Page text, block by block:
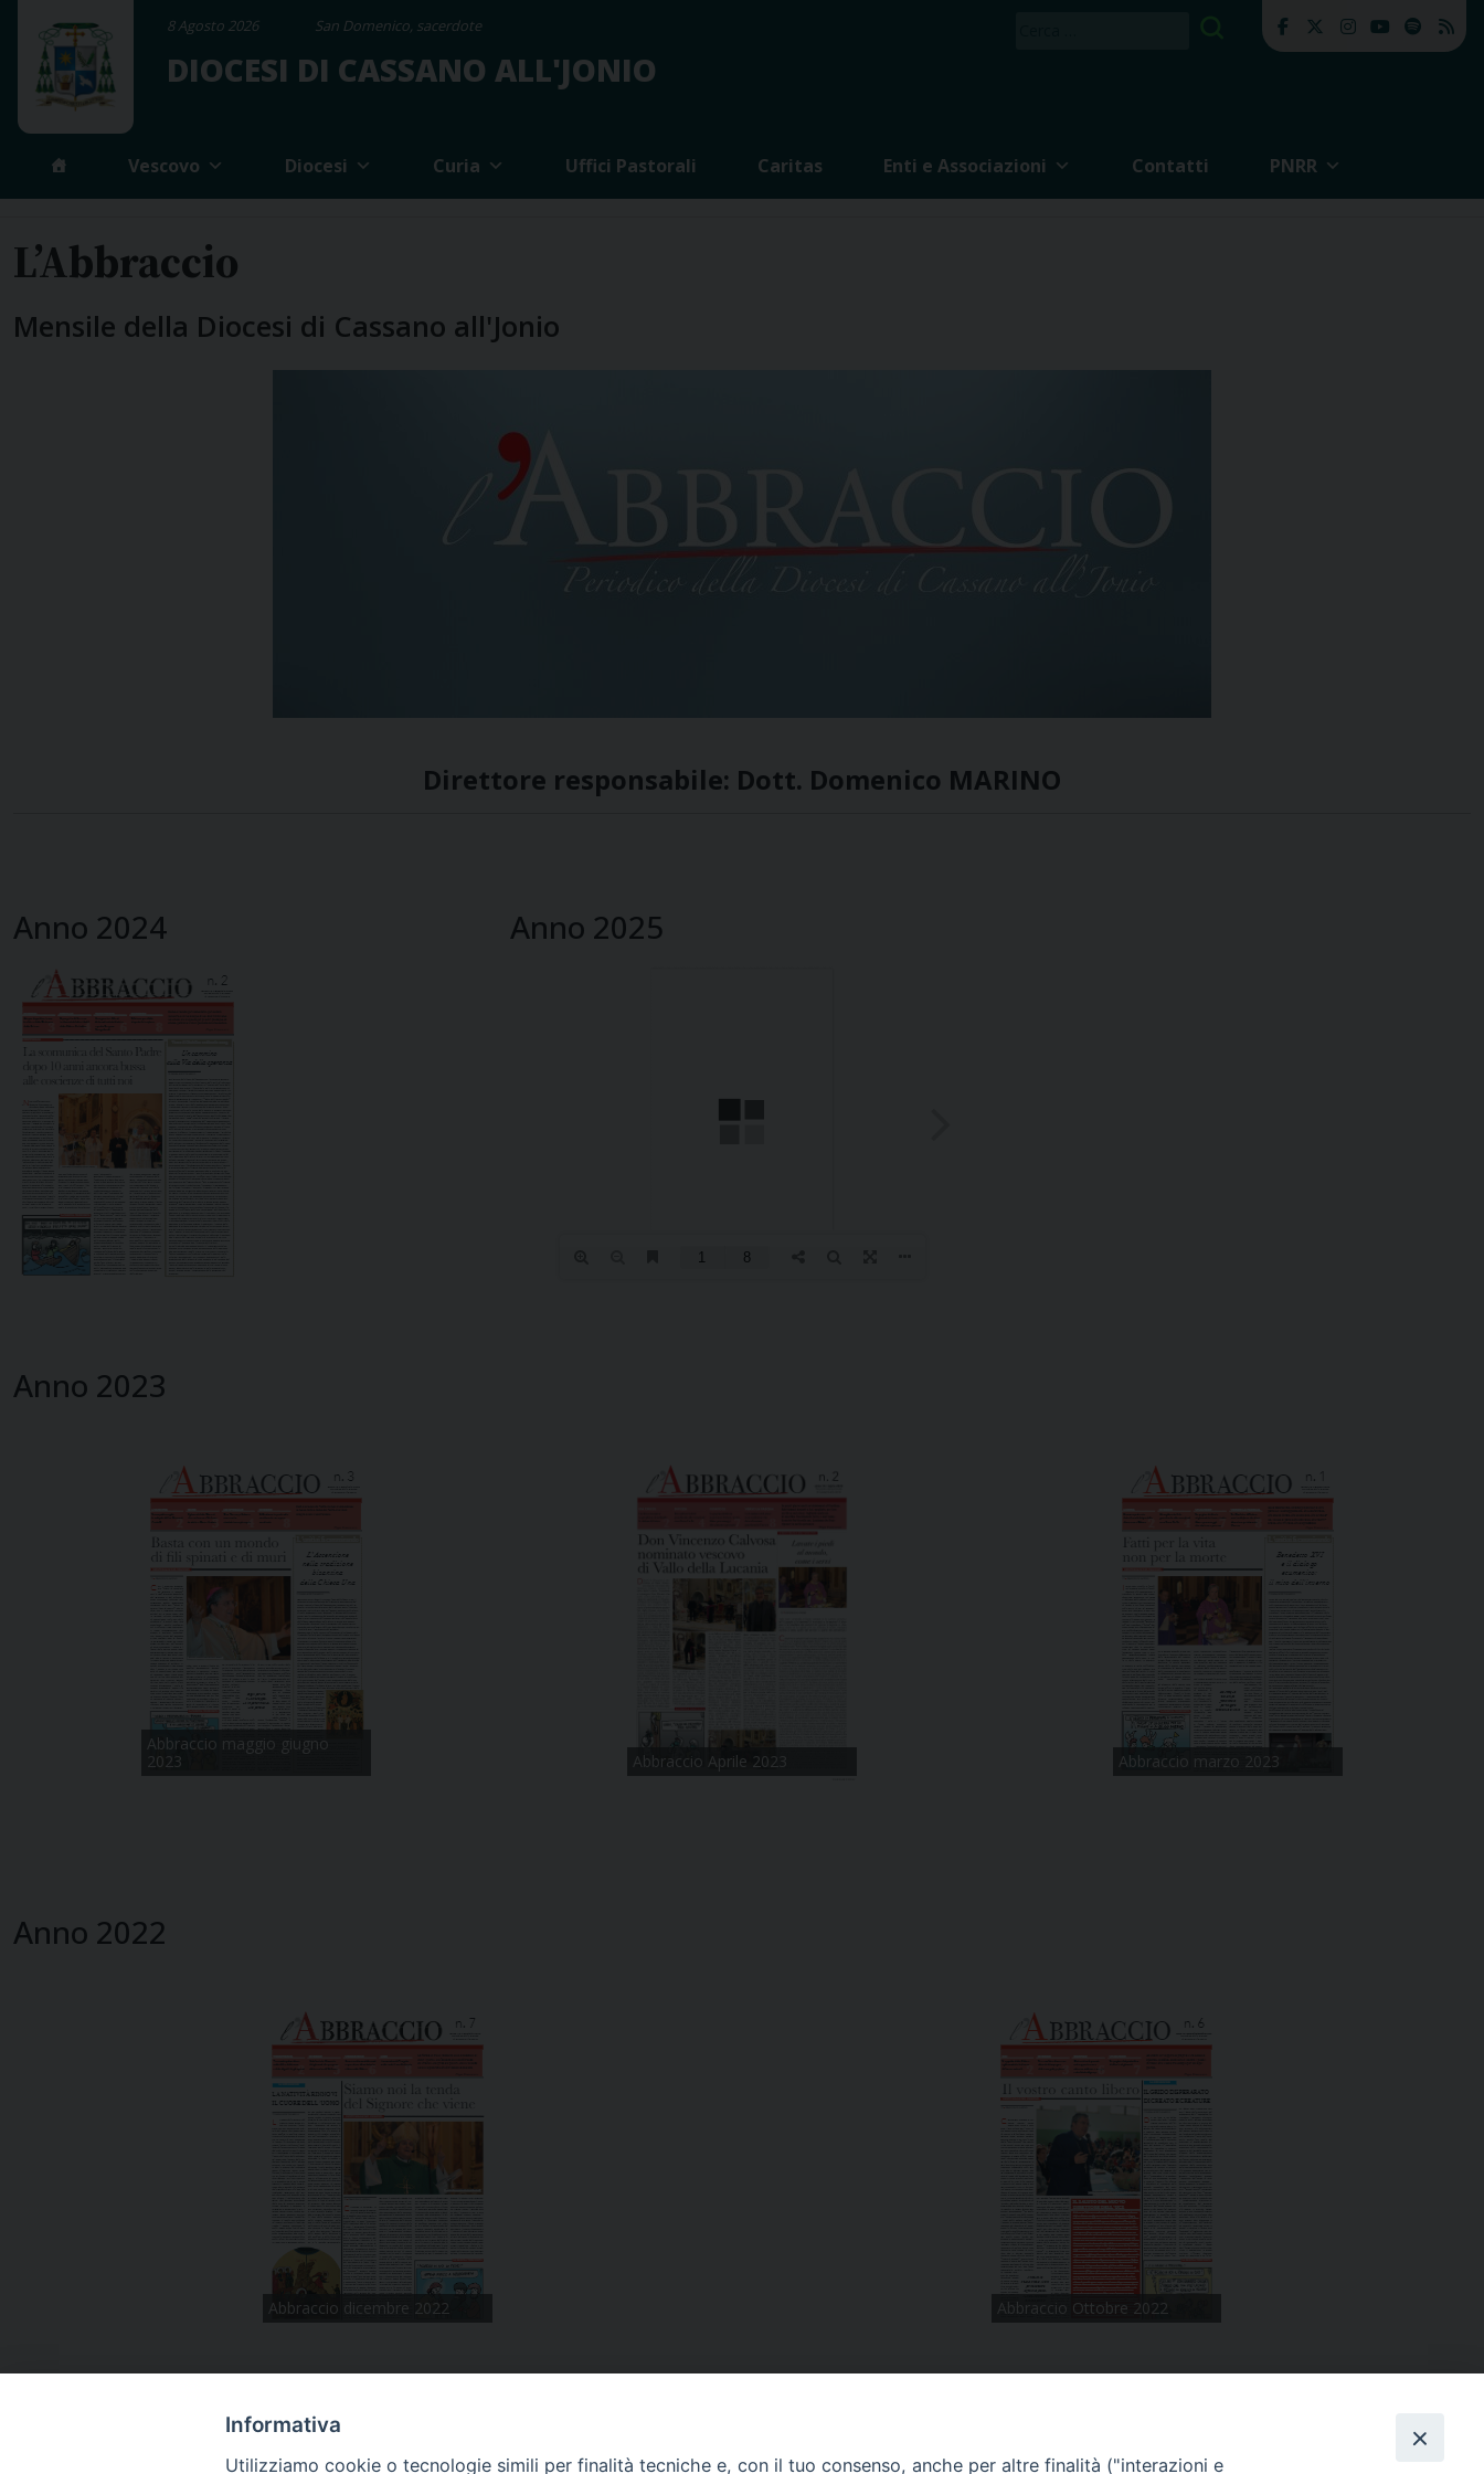
content
8 Agosto 2026 San Domenico, sacerdote
DIOCESI DI CASSANO ALL'JONIO
Vescovo Diocesi Curia Uffici Pastorali Caritas Enti e Associazioni Contatti PNRR
L’Abbraccio
Mensile della Diocesi di Cassano all'Jonio
Direttore responsabile: Dott. Domenico MARINO
Anno 2024
Abbraccio maggio - giugno
Anno 2025
Anno 2023
Abbraccio maggio giugno
2023
Abbraccio Aprile 2023 Abbraccio marzo 2023
Anno 2022
Abbraccio dicembre 2022 Abbraccio Ottobre 2022
Informativa
Utilizziamo cookie o tecnologie simili per finalità tecniche e, con il tuo consenso, anche per altre finalità ("interazioni e